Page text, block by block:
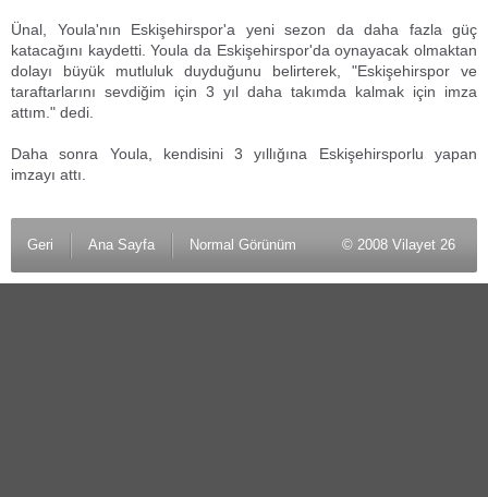
Ünal, Youla'nın Eskişehirspor'a yeni sezon da daha fazla güç
katacağını kaydetti. Youla da Eskişehirspor'da oynayacak olmaktan
dolayı büyük mutluluk duyduğunu belirterek, "Eskişehirspor ve
taraftarlarını sevdiğim için 3 yıl daha takımda kalmak için imza
attım." dedi.
Daha sonra Youla, kendisini 3 yıllığına Eskişehirsporlu yapan
imzayı attı.
Geri Ana Sayfa Normal Görünüm © 2008 Vilayet 26